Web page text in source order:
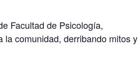
Facultad de Psicología,
comunidad, derribando mitos y